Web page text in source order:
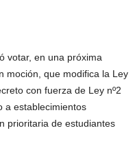
votar, en una próxima
moción, que modifica la Ley
con fuerza de Ley nº2
a establecimientos
prioritaria de estudiantes